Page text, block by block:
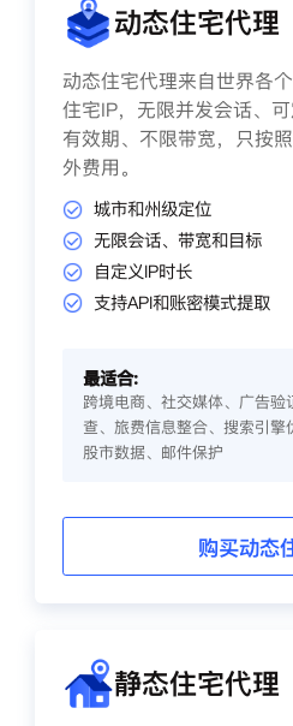
动态住宅代理
动态住宅代理来自世界各
住宅IP，无限并发会话、
有效期、不限带宽，只按
外费用。
城市和州级定位
无限会话、带宽和目标
自定义IP时长
支持API和账密模式提取
最适合:
跨境电商、社交媒体、广告验
查、旅费信息整合、搜索引擎
股市数据、邮件保护
购买动态
静态住宅代理